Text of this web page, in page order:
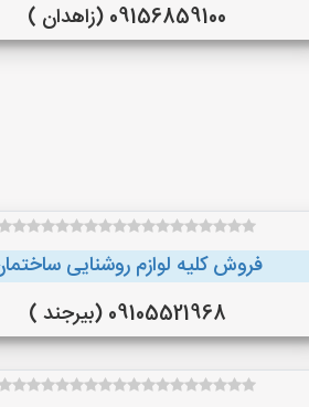
09156859100 (زاهدان )
فروش کلیه لوازم روشنایی
09105521968 (بیرجند )